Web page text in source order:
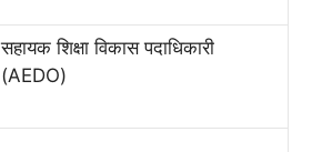
सहायक शिक्षा विकास पदाधिकारी
(AEDO)